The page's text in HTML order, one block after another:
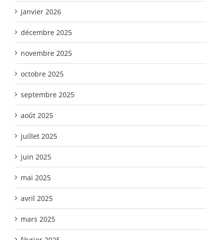
janvier 2026
décembre 2025
novembre 2025
octobre 2025
septembre 2025
août 2025
juillet 2025
juin 2025
mai 2025
avril 2025
mars 2025